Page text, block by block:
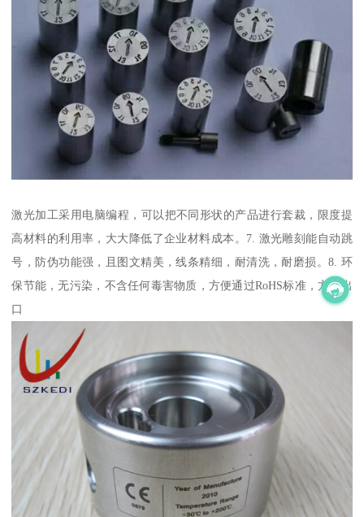
激光加工采用电脑编程，可以把不同形状的产品进行套裁，限度提
高材料的利用率，大大降低了企业材料成本。7. 激光雕刻能自动跳
号，防伪功能强，且图文精美，线条精细，耐清洗，耐磨损。8. 环
保节能，无污染，不含任何毒害物质，方便通过RoHS标准，方便出
口